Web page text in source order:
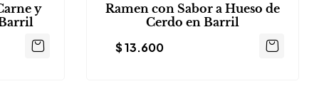
y
Ramen con Sabor a Hueso de
Cerdo en Barril
$13.600